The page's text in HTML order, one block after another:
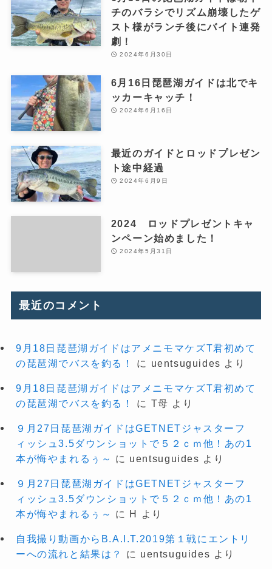
チのバラシでリズム崩壊したゲ
スト様がランチ後にバイト連発
劇！
2024年6月30日
6月16日琵琶湖ガイドは北でキ
ッカーキャッチ！
2024年6月16日
最近のガイドとロッドプレゼン
ト途中経過
2024年6月9日
2024 ロッドプレゼントキャ
ンペーン始めました！
2024年5月31日
最近のコメント
9月18日琵琶湖ガイドはアメニモマケズT君初めて
の琵琶湖でバスを釣る！
に uentsuguides より
9月18日琵琶湖ガイドはアメニモマケズT君初めて
の琵琶湖でバスを釣る！
に T母 より
９月27日琵琶湖ガイドはGETNETジャスターフ
ィッシュ3.5ダウンショットで５２ｃｍ他！あの1
本が悔やまれるぅ～
に uentsuguides より
９月27日琵琶湖ガイドはGETNETジャスターフ
ィッシュ3.5ダウンショットで５２ｃｍ他！あの1
本が悔やまれるぅ～
に H より
自我撮り動画からB.A.I.T.2019第１戦にエントリ
ーへの流れと結果は？
に uentsuguides より